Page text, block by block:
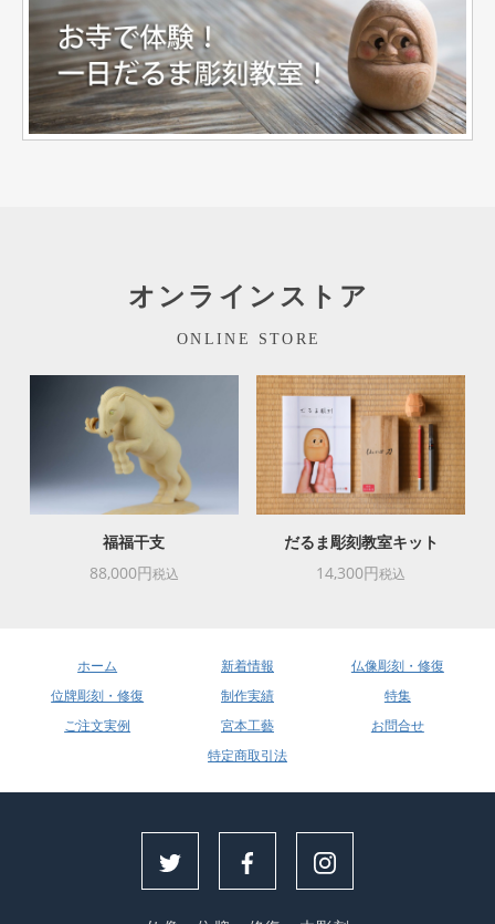
オンラインストア
ONLINE STORE
福福干支
88,000円税込
だるま彫刻教室キット
14,300円税込
ホーム 新着情報
仏像彫刻・修復
位牌彫刻・修復
制作実績
特集
ご注文実例
宮本工藝
お問合せ
特定商取引法